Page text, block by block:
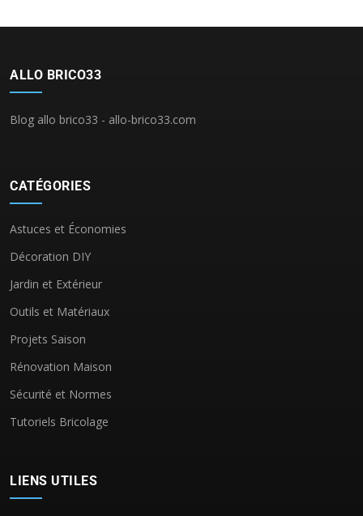
ALLO BRICO33
Blog allo brico33 - allo-brico33.com
CATÉGORIES
Astuces et Économies
Décoration DIY
Jardin et Extérieur
Outils et Matériaux
Projets Saison
Rénovation Maison
Sécurité et Normes
Tutoriels Bricolage
LIENS UTILES